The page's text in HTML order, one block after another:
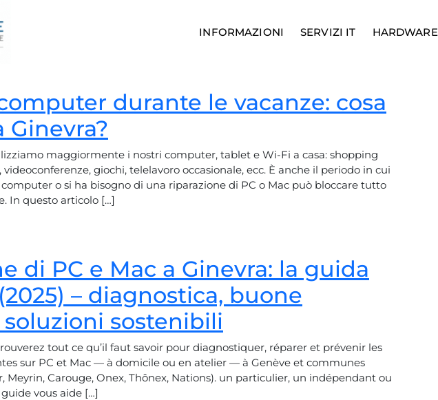
INFORMAZIONI SERVIZI IT HARDWARE
durante le vacanze: cosa
Ginevra?
maggiormente i nostri computer, tablet e Wi-Fi a casa: shopping
giochi, telelavoro occasionale, ecc. È anche il periodo in cui
o si ha bisogno di una riparazione di PC o Mac può bloccare tutto
In questo articolo […]
di PC e Mac a Ginevra: la guida
– diagnostica, buone
sostenibili
tout ce qu’il faut savoir pour diagnostiquer, réparer et prévenir les
sur PC et Mac — à domicile ou en atelier — à Genève et communes
Meyrin, Carouge, Onex, Thônex, Nations). un particulier, un indépendant ou
vous aide […]